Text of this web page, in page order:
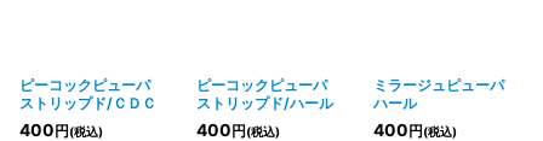
ピーコックピューパ
ストリップド/ＣＤＣ
400 円 (税込)
ピーコックピューパ
ストリップド/ハール
400 円 (税込)
ミラージュピューパ
ハール
400 円 (税込)